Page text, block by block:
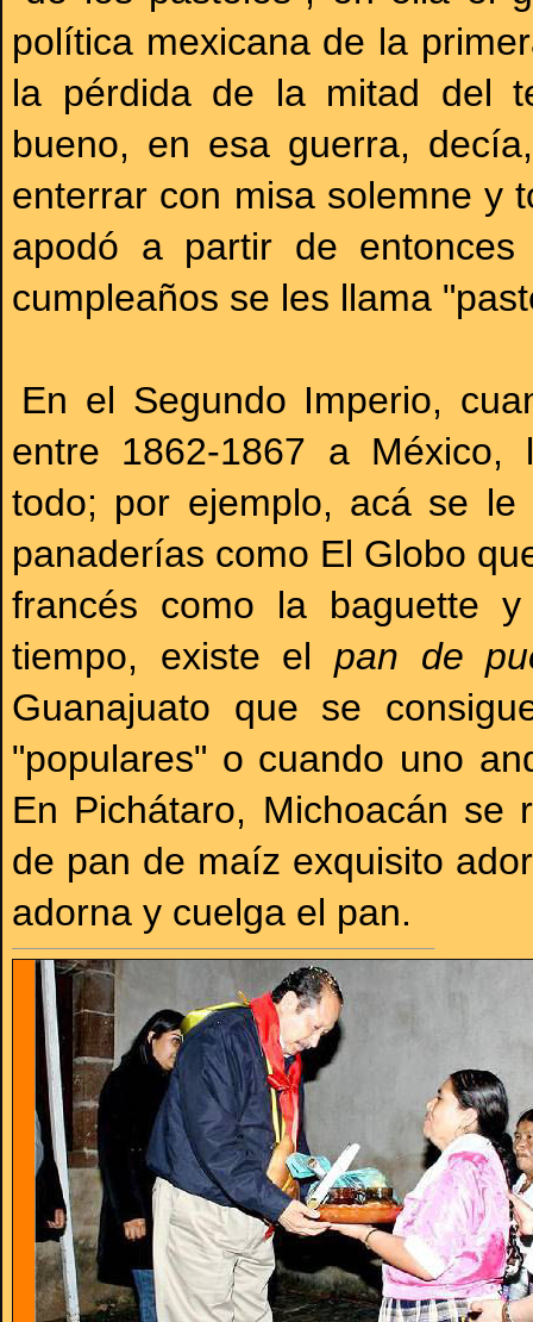
política mexicana de la
la pérdida de la mitad del
bueno, en esa guerra,
enterrar con misa solemne y
apodó a partir de
cumpleaños se les llama
En el Segundo Imperio,
entre 1862-1867 a
todo; por ejemplo, acá se
panaderías como El Globo
francés como la baguette
tiempo, existe el pan de
Guanajuato que se
"populares" o cuando uno
En Pichátaro, Michoacán se
de pan de maíz exquisito
adorna y cuelga el pan.